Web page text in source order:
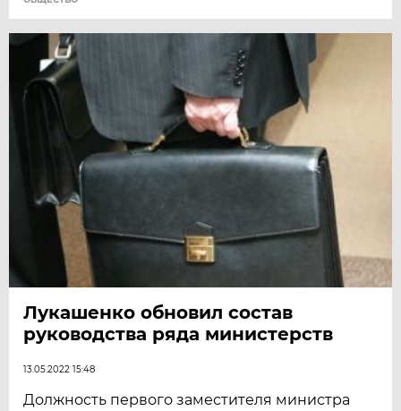
Лукашенко обновил состав
руководства ряда министерств
13.05.2022 15:48
Должность первого заместителя министра